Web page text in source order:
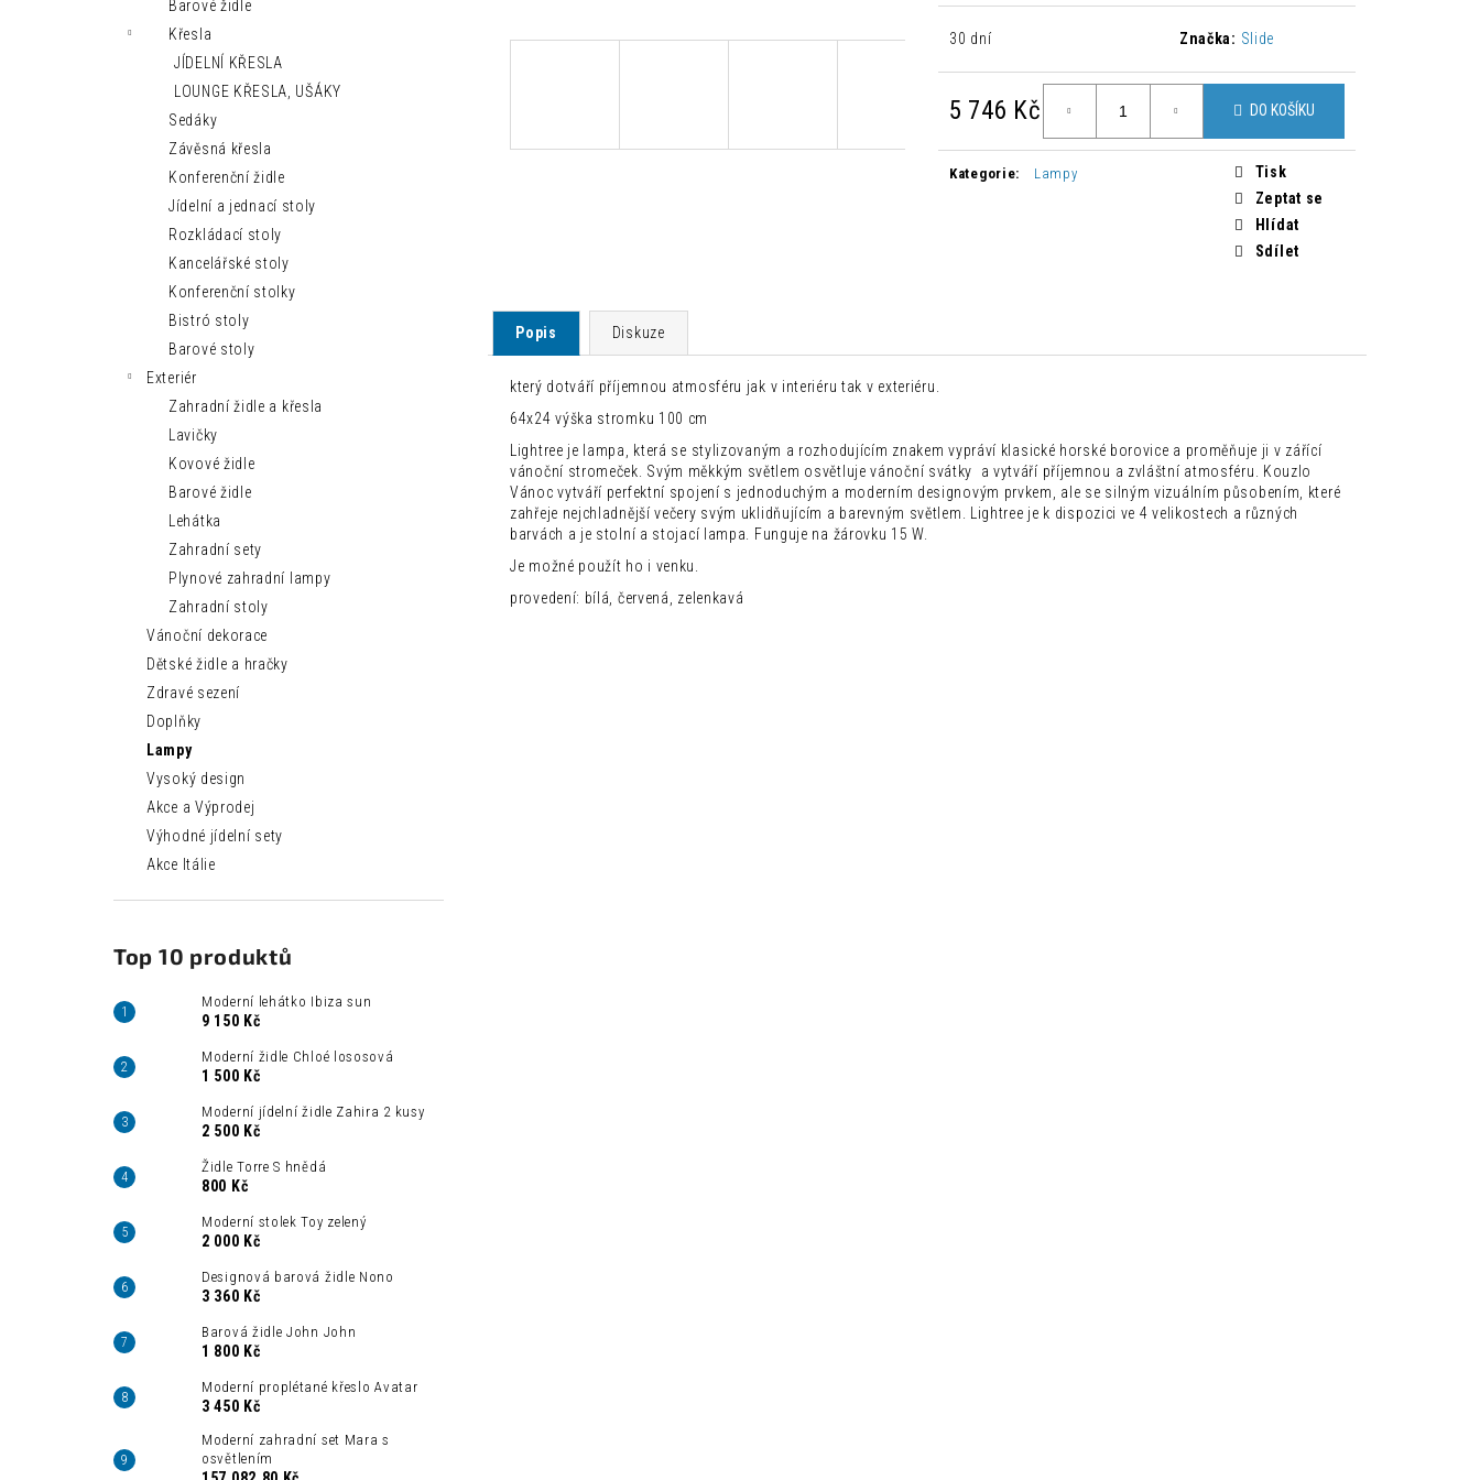
Barové židle
Křesla
JÍDELNÍ KŘESLA
LOUNGE KŘESLA, UŠÁKY
Sedáky
Závěsná křesla
Konferenční židle
Jídelní a jednací stoly
Rozkládací stoly
Kancelářské stoly
Konferenční stolky
Bistró stoly
Barové stoly
Exteriér
Zahradní židle a křesla
Lavičky
Kovové židle
Barové židle
Lehátka
Zahradní sety
Plynové zahradní lampy
Zahradní stoly
Vánoční dekorace
Dětské židle a hračky
Zdravé sezení
Doplňky
Lampy
Vysoký design
Akce a Výprodej
Výhodné jídelní sety
Akce Itálie
Top 10 produktů
Moderní lehátko Ibiza sun
9 150 Kč
Moderní židle Chloé lososová
1 500 Kč
Moderní jídelní židle Zahira 2 kusy
2 500 Kč
Židle Torre S hnědá
800 Kč
Moderní stolek Toy zelený
2 000 Kč
Designová barová židle Nono
3 360 Kč
Barová židle John John
1 800 Kč
Moderní proplétané křeslo Avatar
3 450 Kč
Moderní zahradní set Mara s
osvětlením
30 dní Značka: Slide
5 746 Kč
cena:
DO KOŠÍKU
Kategorie: Lampy
Tisk
Zeptat se
Hlídat
Sdílet
Popis Diskuze
který dotváří příjemnou atmosféru jak v interiéru tak v exteriéru.
64x24 výška stromku 100 cm
Lightree je lampa, která se stylizovaným a rozhodujícím znakem vypráví klasické horské borovice a proměňuje ji v zářící
vánoční stromeček. Svým měkkým světlem osvětluje vánoční svátky a vytváří příjemnou a zvláštní atmosféru. Kouzlo
Vánoc vytváří perfektní spojení s jednoduchým a moderním designovým prvkem, ale se silným vizuálním působením, které
zahřeje nejchladnější večery svým uklidňujícím a barevným světlem. Lightree je k dispozici ve 4 velikostech a různých
barvách a je stolní a stojací lampa. Funguje na žárovku 15 W.
Je možné použít ho i venku.
provedení: bílá, červená, zelenkavá
MODERNÍ LEHÁTKO IBIZA SUN
9 150 Kč
1 500 Kč
MODERNÍ JÍDELNÍ ŽIDLE ZAHIRA 2 KUSY
2 500 Kč